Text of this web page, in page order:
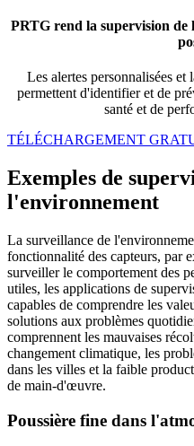
PRTG rend la supervision de
Les alertes personnalisées
permettent d'identifier et de
santé et de
TÉLÉCHARGEMENT
Exemples de
l'environnement
La surveillance de
fonctionnalité des capteurs, par
surveiller le comportement des
utiles, les applications de
capables de comprendre les
solutions aux problèmes
comprennent les mauvaises
changement climatique, les
dans les villes et la faible
de main-d'œuvre.
Poussière fine dans